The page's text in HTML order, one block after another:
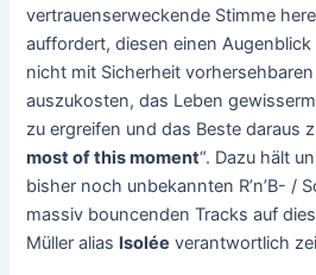
vertrauenserweckende Stimme
auffordert, diesen einen
nicht mit Sicherheit
auszukosten, das Leben
zu ergreifen und das Beste daraus
most of this moment“. Dazu hält
bisher noch unbekannten R’n’B- /
massiv bouncenden Tracks auf
Müller alias Isolée verantwortlich